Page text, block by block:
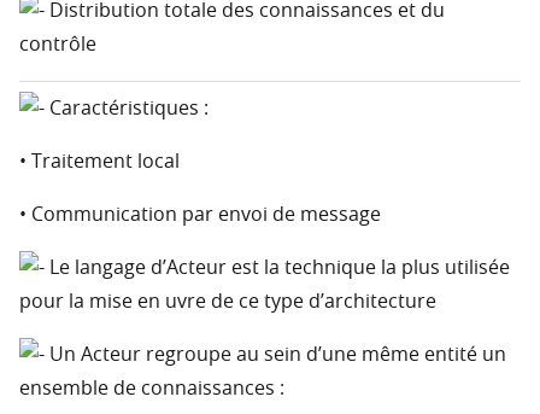
Distribution totale des connaissances et du
contrôle
Caractéristiques :
• Traitement local
• Communication par envoi de message
Le langage d’Acteur est la technique la plus utilisée
pour la mise en uvre de ce type d’architecture
Un Acteur regroupe au sein d’une même entité un
ensemble de connaissances :